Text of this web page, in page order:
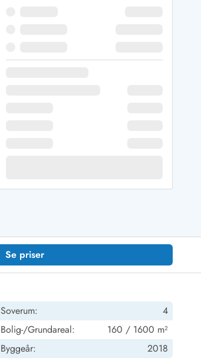
Se priser
Soverum:
4
Bolig-/Grundareal:
160 / 1600 m²
Byggeår:
2018